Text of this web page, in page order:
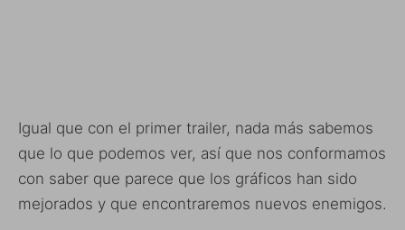
Igual que con el primer trailer, nada más sabemos
que lo que podemos ver, así que nos conformamos
con saber que parece que los gráficos han sido
mejorados y que encontraremos nuevos enemigos.